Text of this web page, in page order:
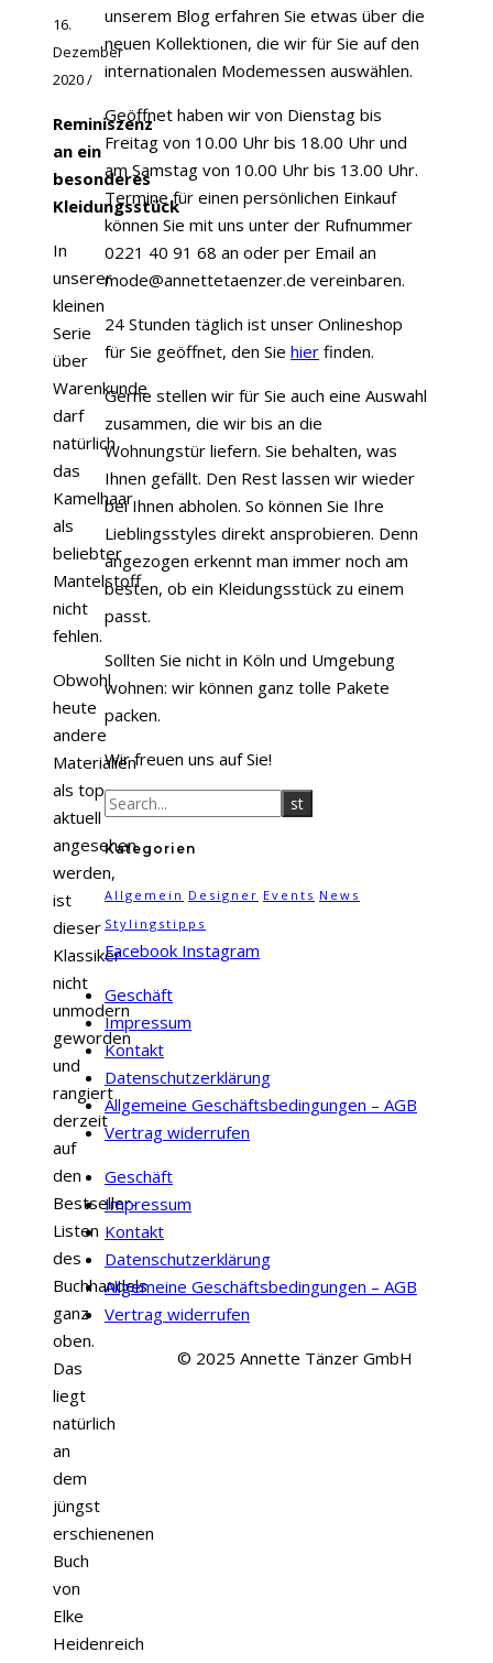
16.
Dezember
2020/
Reminiszenz
an ein
besonderes
Kleidungsstück
In
unserer
kleinen
Serie
über
Warenkunde
darf
natürlich
das
Kamelhaar
als
beliebter
Mantelstoff
nicht
fehlen.
Obwohl
heute
andere
Materialien
als top
aktuell
angesehen
werden,
ist
dieser
Klassiker
nicht
unmodern
geworden
und
rangiert
derzeit
auf
den
Bestseller-
Listen
des
Buchhandels
ganz
oben.
Das
liegt
natürlich
an
dem
jüngst
erschienenen
Buch
von
Elke
Heidenreich
unserem Blog erfahren Sie etwas über die
neuen Kollektionen, die wir für Sie auf den
internationalen Modemessen auswählen.
Geöffnet haben wir von Dienstag bis
Freitag von 10.00 Uhr bis 18.00 Uhr und
am Samstag von 10.00 Uhr bis 13.00 Uhr.
Termine für einen persönlichen Einkauf
können Sie mit uns unter der Rufnummer
0221 40 91 68 an oder per Email an
mode@annettetaenzer.de vereinbaren.
24 Stunden täglich ist unser Onlineshop
für Sie geöffnet, den Sie hier finden.
Gerne stellen wir für Sie auch eine Auswahl
zusammen, die wir bis an die
Wohnungstür liefern. Sie behalten, was
Ihnen gefällt. Den Rest lassen wir wieder
bei Ihnen abholen. So können Sie Ihre
Lieblingsstyles direkt ansprobieren. Denn
angezogen erkennt man immer noch am
besten, ob ein Kleidungsstück zu einem
passt.
Sollten Sie nicht in Köln und Umgebung
wohnen: wir können ganz tolle Pakete
packen.
Wir freuen uns auf Sie!
Kategorien
Allgemein Designer Events News
Stylingstipps
Facebook Instagram
Geschäft
Impressum
Kontakt
Datenschutzerklärung
Allgemeine Geschäftsbedingungen – AGB
Vertrag widerrufen
Geschäft
Impressum
Kontakt
Datenschutzerklärung
Allgemeine Geschäftsbedingungen – AGB
Vertrag widerrufen
© 2025 Annette Tänzer GmbH